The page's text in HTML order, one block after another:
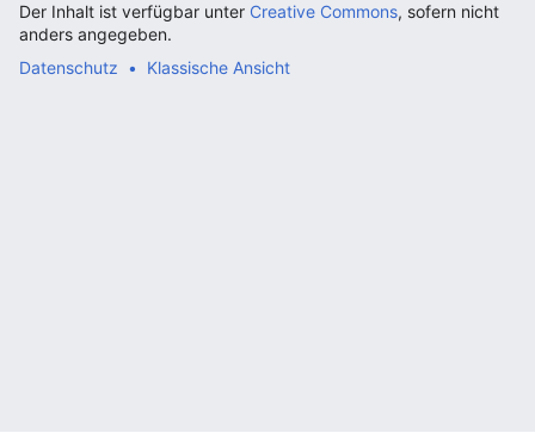
Der Inhalt ist verfügbar unter Creative Commons, sofern nicht
anders angegeben.
Datenschutz
Klassische Ansicht